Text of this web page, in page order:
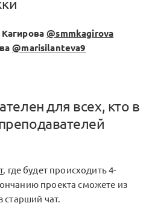
Кагирова@smmkagirova
@marisilanteva9
для всех, кто в
, где будет происходить 4-
проекта сможете из
старший чат.